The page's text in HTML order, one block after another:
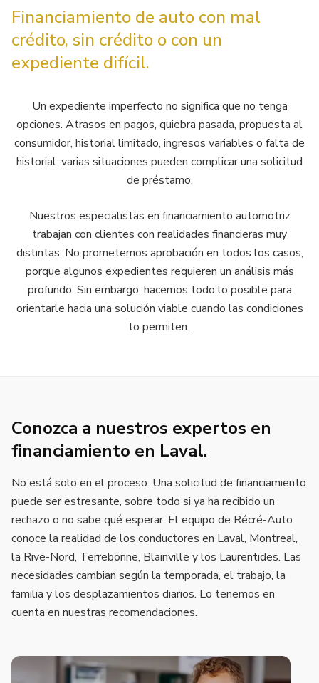
Financiamiento de auto con mal
crédito, sin crédito o con un
expediente difícil.
Un expediente imperfecto no significa que no tenga
opciones. Atrasos en pagos, quiebra pasada, propuesta al
consumidor, historial limitado, ingresos variables o falta de
historial: varias situaciones pueden complicar una solicitud
de préstamo.
Nuestros especialistas en financiamiento automotriz
trabajan con clientes con realidades financieras muy
distintas. No prometemos aprobación en todos los casos,
porque algunos expedientes requieren un análisis más
profundo. Sin embargo, hacemos todo lo posible para
orientarle hacia una solución viable cuando las condiciones
lo permiten.
Conozca a nuestros expertos en
financiamiento en Laval.
No está solo en el proceso. Una solicitud de financiamiento
puede ser estresante, sobre todo si ya ha recibido un
rechazo o no sabe qué esperar. El equipo de Récré-Auto
conoce la realidad de los conductores en Laval, Montreal,
la Rive-Nord, Terrebonne, Blainville y los Laurentides. Las
necesidades cambian según la temporada, el trabajo, la
familia y los desplazamientos diarios. Lo tenemos en
cuenta en nuestras recomendaciones.